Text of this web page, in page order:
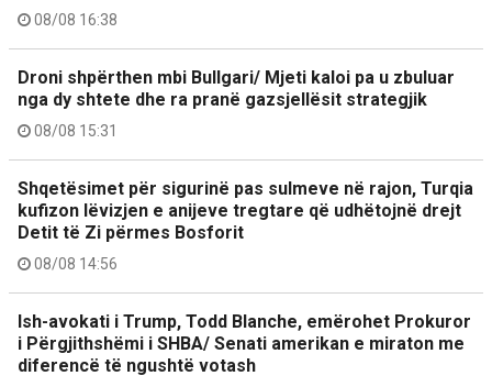
08/08 16:38
Droni shpërthen mbi Bullgari/ Mjeti kaloi pa u zbuluar
nga dy shtete dhe ra pranë gazsjellësit strategjik
08/08 15:31
Shqetësimet për sigurinë pas sulmeve në rajon, Turqia
kufizon lëvizjen e anijeve tregtare që udhëtojnë drejt
Detit të Zi përmes Bosforit
08/08 14:56
Ish-avokati i Trump, Todd Blanche, emërohet Prokuror
i Përgjithshëmi i SHBA/ Senati amerikan e miraton me
diferencë të ngushtë votash